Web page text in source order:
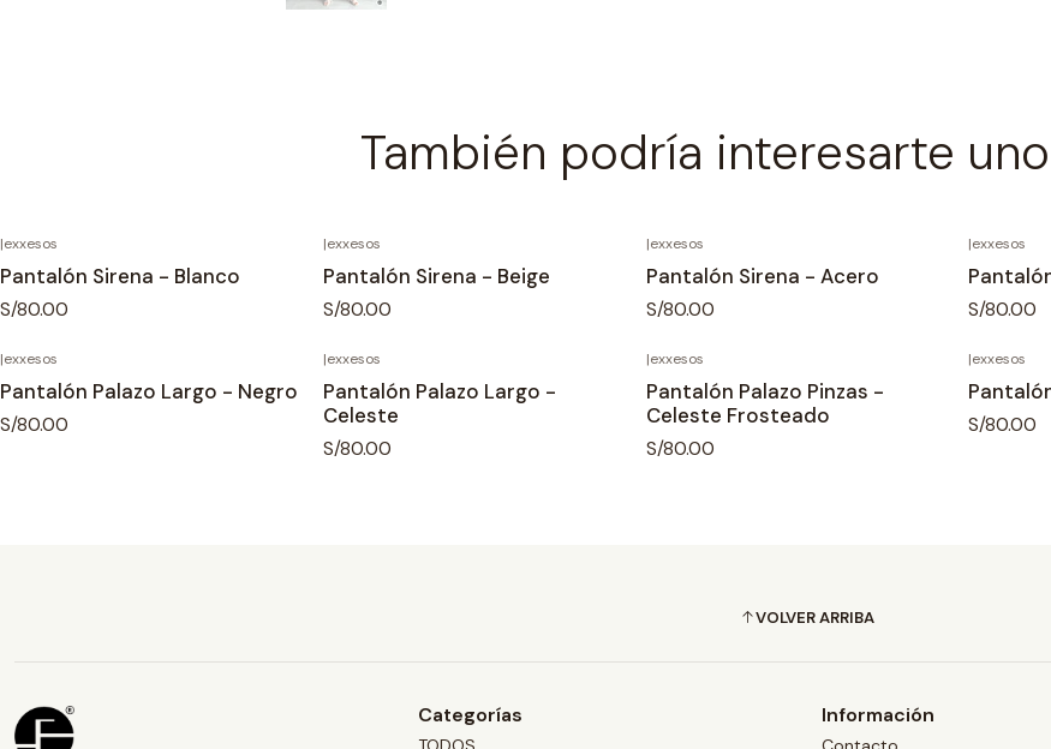
También podría interesarte
|exxesos
Pantalón Sirena - Blanco
S/80.00
|exxesos
Pantalón Sirena - Beige
S/80.00
|exxesos
Pantalón Sirena - Acero
S/80.00
|exxesos
S/80.00
|exxesos
Pantalón Palazo Largo - Negro
S/80.00
|exxesos
Pantalón Palazo Largo -
Celeste
S/80.00
|exxesos
Pantalón Palazo Pinzas -
Celeste Frosteado
S/80.00
|exxesos
S/80.00
VOLVER ARRIBA
Categorías Información